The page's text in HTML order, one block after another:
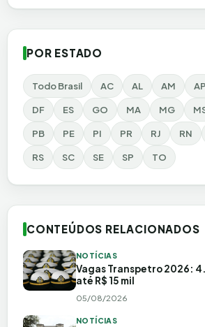
POR ESTADO
Todo Brasil AC AL AM AP
DF ES GO MA MG
PB PE PI PR RJ RN
RS SC SE SP TO
CONTEÚDOS RELACIONADOS
NOTÍCIAS
Vagas Transpetro 2026:
até R$ 15 mil
05/08/2026
NOTÍCIAS